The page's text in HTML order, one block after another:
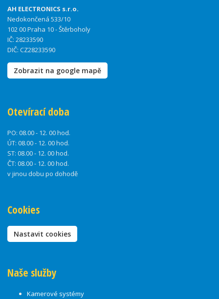
AH ELECTRONICS s.r.o.
Nedokončená 533/10
102 00 Praha 10 - Štěrboholy
IČ: 28233590
DIČ: CZ28233590
Zobrazit na google mapě
Otevírací doba
PO: 08.00 - 12. 00 hod.
ÚT: 08.00 - 12. 00 hod.
ST: 08.00 - 12. 00 hod.
ČT: 08.00 - 12. 00 hod.
v jinou dobu po dohodě
Cookies
Nastavit cookies
Naše služby
Kamerové systémy